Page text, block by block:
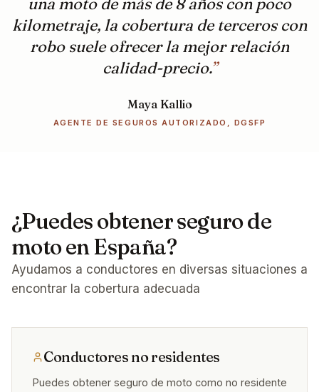
kilometraje, la cobertura de terceros con
robo suele ofrecer la mejor relación
calidad-precio.”
Maya Kallio
AGENTE DE SEGUROS AUTORIZADO, DGSFP
¿Puedes obtener seguro de
moto en España?
Ayudamos a conductores en diversas situaciones a
encontrar la cobertura adecuada
Conductores no residentes
Puedes obtener seguro de moto como no residente